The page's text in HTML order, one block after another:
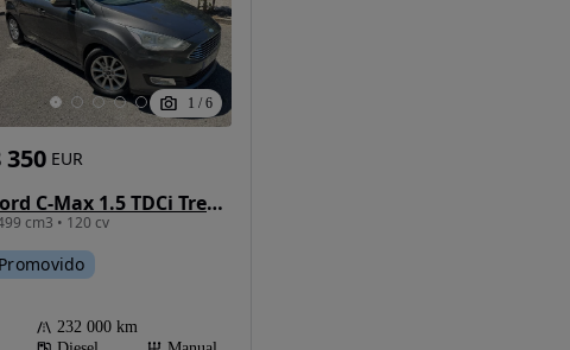
1 / 6
Ford C-Max 1.5 TDCi Trend+ S/S
cm3 • 120 cv
350 EUR
Promovido
232 000 km